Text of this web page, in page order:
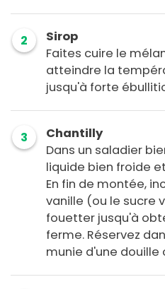
2
Sirop
Faites cuire le
atteindre la
jusqu'à forte
3
Chantilly
Dans un saladier
liquide bien froide
En fin de montée,
vanille (ou le sucre
fouetter jusqu'à
ferme. Réservez
munie d'une